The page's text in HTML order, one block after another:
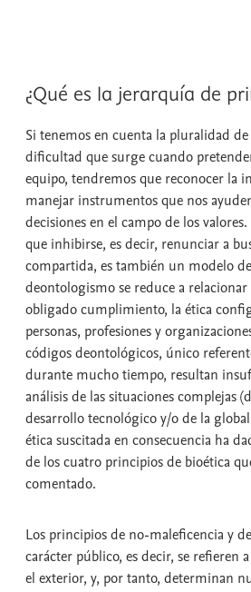
¿Qué es la jerarquía de
Si tenemos en cuenta la pluralidad
dificultad que surge cuando
equipo, tendremos que reconocer la
manejar instrumentos que nos
decisiones en el campo de los
que inhibirse, es decir, renunciar a
compartida, es también un modelo
deontologismo se reduce a
obligado cumplimiento, la ética
personas, profesiones y
códigos deontológicos, único
durante mucho tiempo, resultan
análisis de las situaciones complejas
desarrollo tecnológico y/o de la
ética suscitada en consecuencia ha
de los cuatro principios de bioética
comentado.
Los principios de no-maleficencia y
carácter público, es decir, se refieren
el exterior, y, por tanto, determinan